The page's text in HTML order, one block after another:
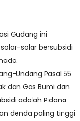
Gudang ini
solar bersubsidi
Undang Pasal 55
dan Gas Bumi dan
adalah Pidana
denda paling tinggi